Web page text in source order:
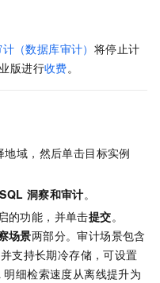
（数据库审计） 将停止计
版进行收费。
地域，然后单击目标实例
SQL 洞察和审计。
的功能，并单击提交。
场景两部分。审计场景包含
支持长期冷存储，可设置
明细检索速度从离线提升为